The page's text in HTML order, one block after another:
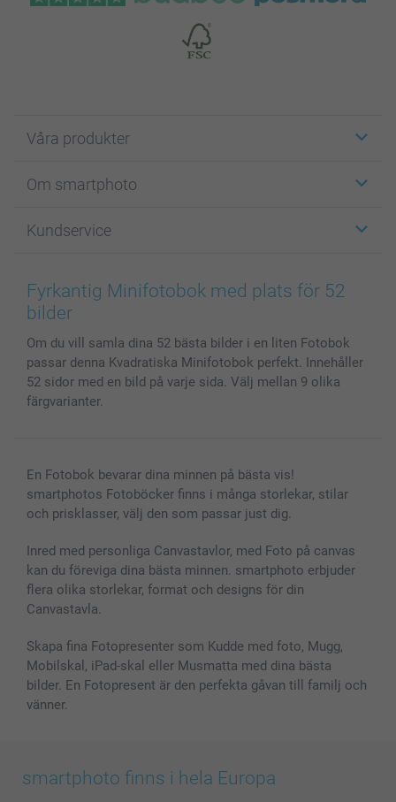
Våra produkter
Fotokort
Fotoböcker
Bilder, Fotoförstoring & Fotohäften
Skal till Mobil & Surfplatta
Fotoalmanackor & Fotoagenda
Fotoramar & Tillbehör
Presentkort
Om smartphoto
För affiliates
Cookie Policy
Sitemap
Investor Relations
Kundservice
smartgaranti
smartbonus
Status på beställningar
Fyrkantig Minifotobok med plats för 52
bilder
Om du vill samla dina 52 bästa bilder i en liten Fotobok
passar denna Kvadratiska Minifotobok perfekt. Innehåller
52 sidor med en bild på varje sida. Välj mellan 9 olika
färgvarianter.
En Fotobok bevarar dina minnen på bästa vis!
smartphotos Fotoböcker finns i många storlekar, stilar
och prisklasser, välj den som passar just dig.
Inred med personliga Canvastavlor, med Foto på canvas
kan du föreviga dina bästa minnen. smartphoto erbjuder
flera olika storlekar, format och designs för din
Canvastavla.
Skapa fina Fotopresenter som Kudde med foto, Mugg,
Mobilskal, iPad-skal eller Musmatta med dina bästa
bilder. En Fotopresent är den perfekta gåvan till familj och
vänner.
smartphoto finns i hela Europa